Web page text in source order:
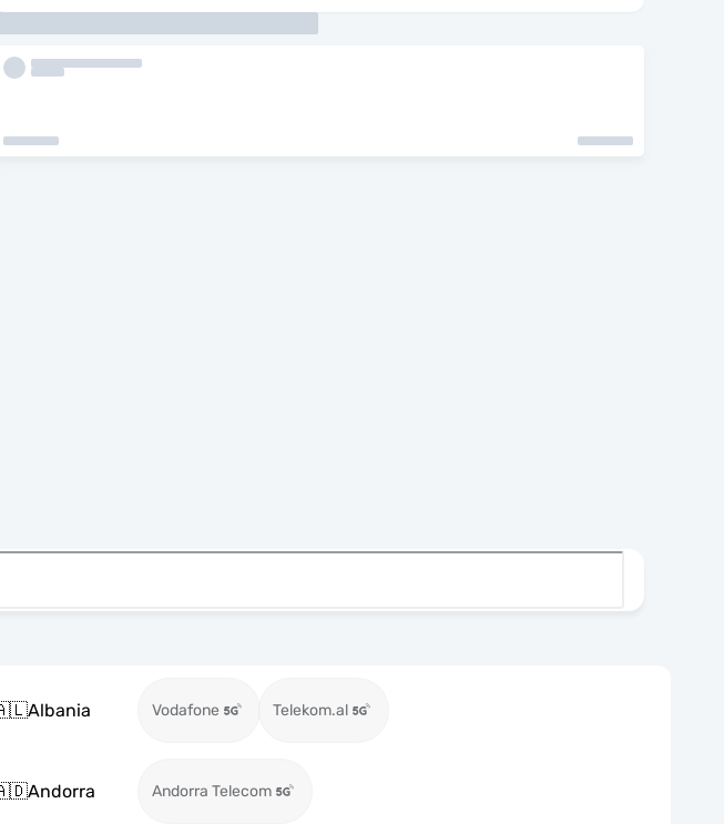
Albania Vodafone Telekom.al
Andorra Andorra Telecom